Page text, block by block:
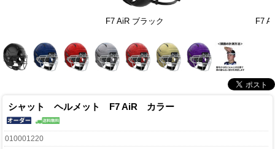
F7 AiR ブラック F7
シャット ヘルメット F7 AiR カラー
010001220